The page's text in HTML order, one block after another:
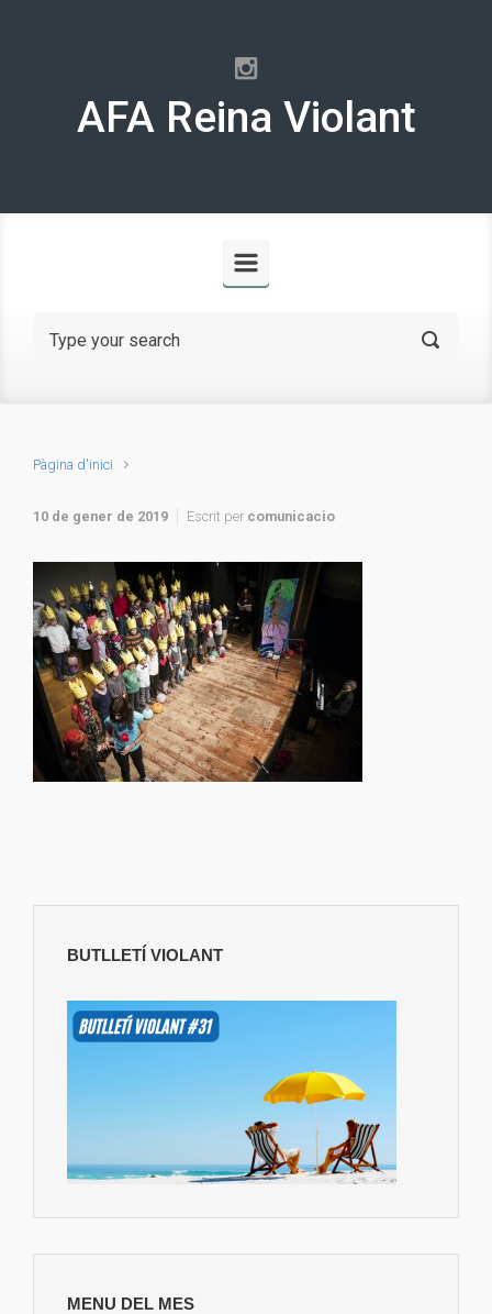
AFA Reina Violant
Pàgina d'inici
10 de gener de 2019 Escrit per comunicacio
BUTLLETÍ VIOLANT
MENU DEL MES